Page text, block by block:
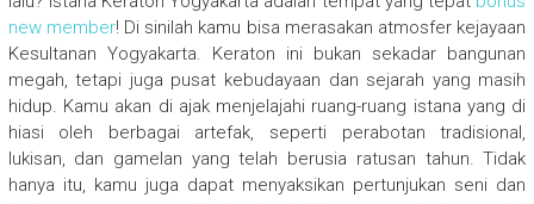
new member! Di sinilah kamu bisa merasakan atmosfer kejayaan
Kesultanan Yogyakarta. Keraton ini bukan sekadar bangunan
megah, tetapi juga pusat kebudayaan dan sejarah yang masih
hidup. Kamu akan di ajak menjelajahi ruang-ruang istana yang di
hiasi oleh berbagai artefak, seperti perabotan tradisional,
lukisan, dan gamelan yang telah berusia ratusan tahun. Tidak
hanya itu, kamu juga dapat menyaksikan pertunjukan seni dan